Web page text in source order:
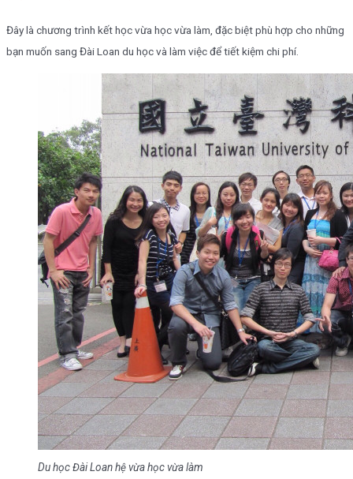
Đây là chương trình kết học vừa học vừa làm, đặc biệt phù hợp cho những
bạn muốn sang Đài Loan du học và làm việc để tiết kiệm chi phí.
Du học Đài Loan hệ vừa học vừa làm